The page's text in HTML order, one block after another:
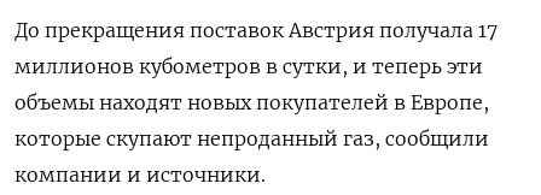
До прекращения поставок Австрия получала 17
миллионов кубометров в сутки, и теперь эти
объемы находят новых покупателей в Европе,
которые скупают непроданный газ, сообщили
компании и источники.